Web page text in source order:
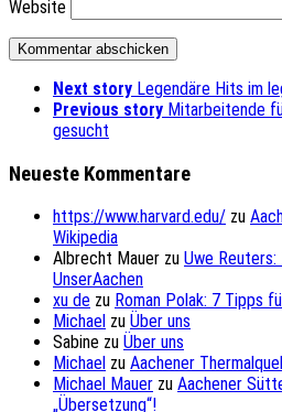
Website
Next story Legendäre Hits im
Previous story Mitarbeitende
gesucht
Neueste Kommentare
https://www.harvard.edu/ zu
Wikipedia
Albrecht Mauer zu Uwe Reuters:
UnserAachen
xu de zu Roman Polak: 7 Tipps
Michael zu Über uns
Sabine zu Über uns
Michael zu Aachener
Michael Mauer zu Aachener
„Übersetzung“!